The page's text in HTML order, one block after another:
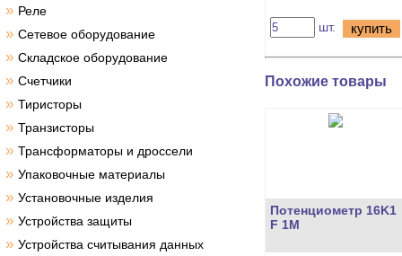
» Реле
» Сетевое оборудование
» Складское оборудование
» Счетчики
» Тиристоры
» Транзисторы
» Трансформаторы и дроссели
» Упаковочные материалы
» Установочные изделия
» Устройства защиты
» Устройства считывания данных
шт. купить
Похожие товары
Потенциометр 16K1
F 1M